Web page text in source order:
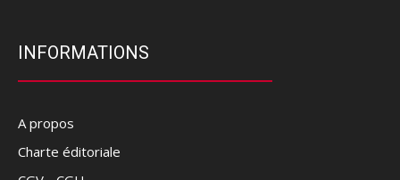
INFORMATIONS
A propos
Charte éditoriale